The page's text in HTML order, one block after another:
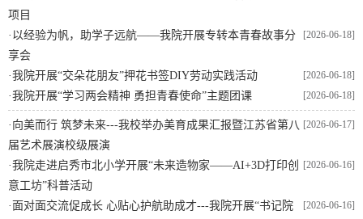
项目
[2026-06-18]
· 以经验为帆，助学子远航——我院开展专转本青春故事分
享会
[2026-06-18]
·我院开展“交朵花朋友”押花书签DIY劳动实践活动
[2026-06-18]
·我院开展“学习两会精神 勇担青春使命”主题团课
[2026-06-17]
· 向美而行 筑梦未来---我校举办美育成果汇报暨江苏省第八
届艺术展演校级展演
[2026-06-16]
·我院走进启秀市北小学开展“未来造物家——AI+3D打印创
意工坊”科普活动
[2026-06-16]
· 面对面交流促成长 心贴心护航助成才---我院开展“书记院